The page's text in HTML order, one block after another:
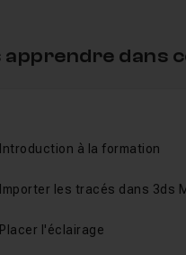
apprendre dans
à la formation
les tracés dans 3ds
l'éclairage